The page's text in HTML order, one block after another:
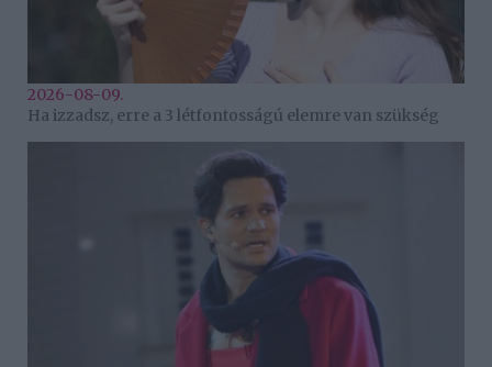
2026-08-09.
Ha izzadsz, erre a 3 létfontosságú elemre van szükség